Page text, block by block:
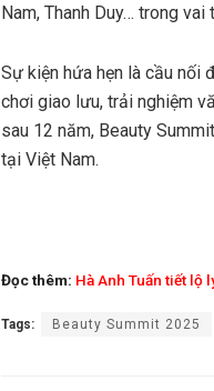
Nam, Thanh Duy… trong vai
Sự kiện hứa hẹn là cầu nối
chơi giao lưu, trải nghiệm
sau 12 năm, Beauty
tại Việt Nam.
Đọc thêm: Hà Anh Tuấn tiết lộ
Tags: Beauty Summit 2025